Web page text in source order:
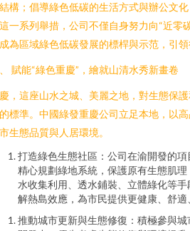
構；倡導綠色低碳的生活方式與辦公文
一系列舉措，公司不僅自身努力向“近零
為區域綠色低碳發展的標桿與示范，引領
賦能“綠色重慶”，繪就山清水秀新畫卷
，這座山水之城、美麗之地，對生態保
標準。中國綠發重慶公司立足本地，以
生態品質與人居環境。
打造綠色生態社區：公司在渝開發的
精心規劃綠地系統，保護原有生態肌
水收集利用、透水鋪裝、立體綠化等
解熱島效應，為市民提供更健康、舒適
推動城市更新與生態修復：積極參與